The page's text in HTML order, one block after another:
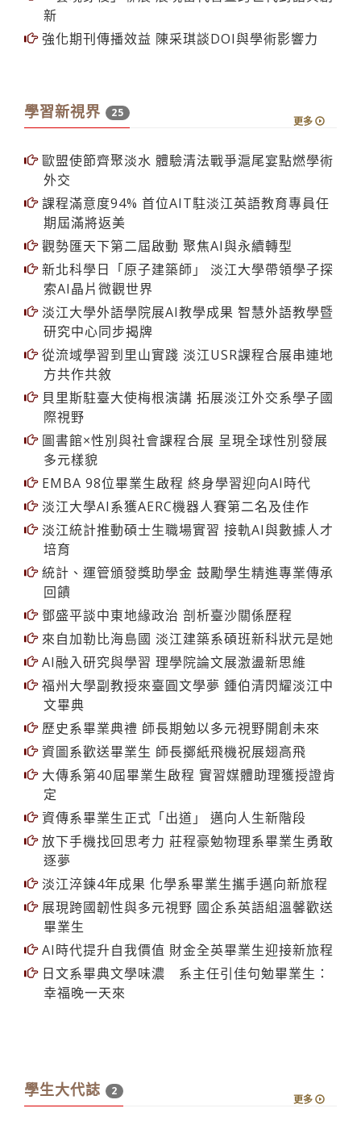
新
強化期刊傳播效益 陳采琪談DOI與學術影響力
學習新視界 25
更多
歐盟使節齊聚淡水 體驗清法戰爭滬尾宴點燃學術
外交
課程滿意度94% 首位AIT駐淡江英語教育專員任
期屆滿將返美
觀勢匯天下第二屆啟動 聚焦AI與永續轉型
新北科學日「原子建築師」 淡江大學帶領學子探
索AI晶片微觀世界
淡江大學外語學院展AI教學成果 智慧外語教學暨
研究中心同步揭牌
從流域學習到里山實踐 淡江USR課程合展串連地
方共作共敘
貝里斯駐臺大使梅根演講 拓展淡江外交系學子國
際視野
圖書館×性別與社會課程合展 呈現全球性別發展
多元樣貌
EMBA 98位畢業生啟程 終身學習迎向AI時代
淡江大學AI系獲AERC機器人賽第二名及佳作
淡江統計推動碩士生職場實習 接軌AI與數據人才
培育
統計、運管頒發獎助學金 鼓勵學生精進專業傳承
回饋
鄧盛平談中東地緣政治 剖析臺沙關係歷程
來自加勒比海島國 淡江建築系碩班新科狀元是她
AI融入研究與學習 理學院論文展激盪新思維
福州大學副教授來臺圓文學夢 鍾伯清閃耀淡江中
文畢典
歷史系畢業典禮 師長期勉以多元視野開創未來
資圖系歡送畢業生 師長擲紙飛機祝展翅高飛
大傳系第40屆畢業生啟程 實習媒體助理獲授證肯
定
資傳系畢業生正式「出道」 邁向人生新階段
放下手機找回思考力 莊程豪勉物理系畢業生勇敢
逐夢
淡江淬鍊4年成果 化學系畢業生攜手邁向新旅程
展現跨國韌性與多元視野 國企系英語組溫馨歡送
畢業生
AI時代提升自我價值 財金全英畢業生迎接新旅程
日文系畢典文學味濃 系主任引佳句勉畢業生：
幸福晚一天來
學生大代誌 2
更多